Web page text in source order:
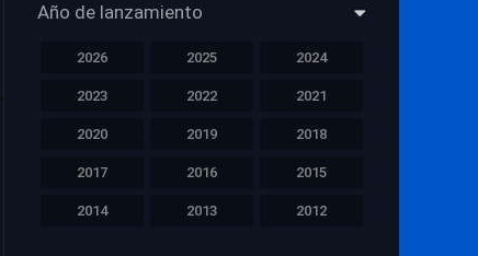
Año de lanzamiento
2026 2025 2024
2023 2022 2021
2020 2019 2018
2017 2016 2015
2014 2013 2012